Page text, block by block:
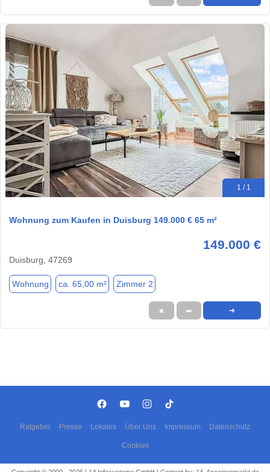
1 / 1
Wohnung zum Kaufen in Duisburg 149.000 € 65 m²
149.000 €
Duisburg, 47269
Wohnung ca. 65,00 m² Zimmer 2
★ ➦ ➜
Ratgeber Presse Lokales Über Uns Impressum Datenschutz
Cookies